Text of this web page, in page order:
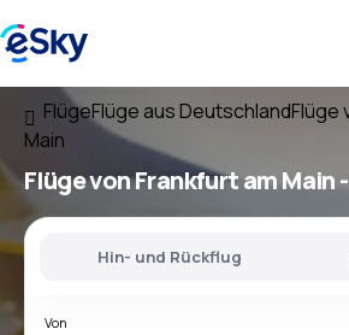
FlügeFlüge aus DeutschlandFlüge
Main
Flügevon Frankfurt am Main
Hin- und Rückflug
Von